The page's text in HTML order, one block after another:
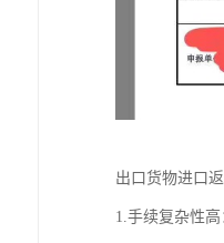
出口货物进口
1.手续复杂性